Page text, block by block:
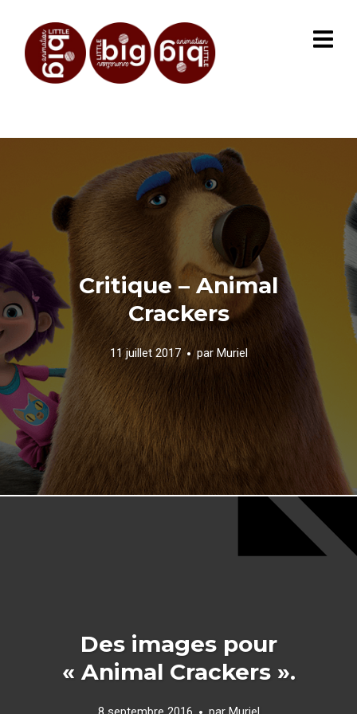
Critique – Animal
Crackers
11 juillet 2017 par Muriel
Des images pour
« Animal Crackers ».